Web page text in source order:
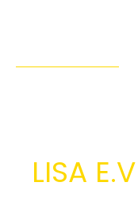
LISA E.V